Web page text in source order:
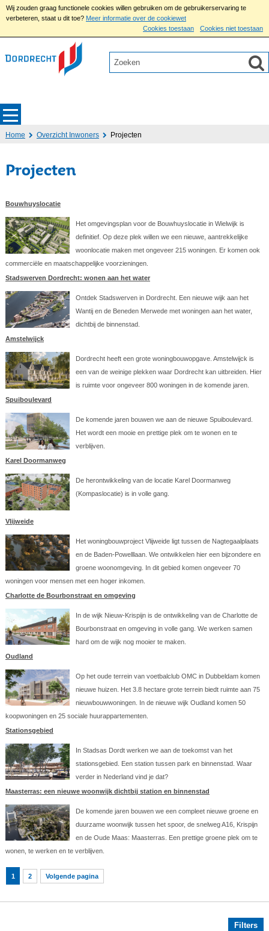
Wij zouden graag functionele cookies willen gebruiken om de gebruikerservaring te
verbeteren, staat u dit toe? Meer informatie over de cookiewet
Cookies toestaan
Cookies niet toestaan
Home Overzicht Inwoners Projecten
Projecten
Bouwhuyslocatie
Het omgevingsplan voor de Bouwhuyslocatie in Wielwijk is
definitief. Op deze plek willen we een nieuwe, aantrekkelijke
woonlocatie maken met ongeveer 215 woningen. Er komen ook
commerciële en maatschappelijke voorzieningen.
Stadswerven Dordrecht: wonen aan het water
Ontdek Stadswerven in Dordrecht. Een nieuwe wijk aan het
Wantij en de Beneden Merwede met woningen aan het water,
dichtbij de binnenstad.
Amstelwijck
Dordrecht heeft een grote woningbouwopgave. Amstelwijck is
een van de weinige plekken waar Dordrecht kan uitbreiden. Hier
is ruimte voor ongeveer 800 woningen in de komende jaren.
Spuiboulevard
De komende jaren bouwen we aan de nieuwe Spuiboulevard.
Het wordt een mooie en prettige plek om te wonen en te
verblijven.
Karel Doormanweg
De herontwikkeling van de locatie Karel Doormanweg
(Kompaslocatie) is in volle gang.
Vlijweide
Het woningbouwproject Vlijweide ligt tussen de Nagtegaalplaats
en de Baden-Powelllaan. We ontwikkelen hier een bijzondere en
groene woonomgeving. In dit gebied komen ongeveer 70
woningen voor mensen met een hoger inkomen.
Charlotte de Bourbonstraat en omgeving
In de wijk Nieuw-Krispijn is de ontwikkeling van de Charlotte de
Bourbonstraat en omgeving in volle gang. We werken samen
hard om de wijk nog mooier te maken.
Oudland
Op het oude terrein van voetbalclub OMC in Dubbeldam komen
nieuwe huizen. Het 3.8 hectare grote terrein biedt ruimte aan 75
nieuwbouwwoningen. In de nieuwe wijk Oudland komen 50
koopwoningen en 25 sociale huurappartementen.
Stationsgebied
In Stadsas Dordt werken we aan de toekomst van het
stationsgebied. Een station tussen park en binnenstad. Waar
verder in Nederland vind je dat?
Maasterras: een nieuwe woonwijk dichtbij station en binnenstad
De komende jaren bouwen we een compleet nieuwe groene en
duurzame woonwijk tussen het spoor, de snelweg A16, Krispijn
en de Oude Maas: Maasterras. Een prettige groene plek om te
wonen, te werken en te verblijven.
1 2 Volgende pagina
Filters